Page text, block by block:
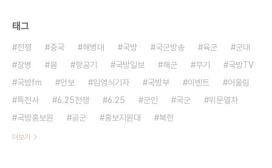
태그
전쟁 중국 해병대 국방 국군방송 육군
군대
장병
붐 항공기 국방일보 해군 무기
국방TV
국방fm
안보 임영식기자 국방부 이벤트
어울림
특전사
6.25전쟁 6.25 군인 국군
위문열차
국방홍보원
공군 홍보지원대 북한
더보기